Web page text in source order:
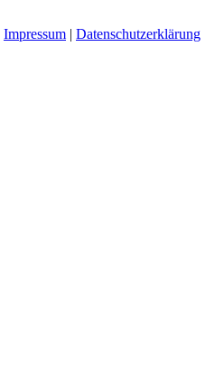
Impressum | Datenschutzerklärung